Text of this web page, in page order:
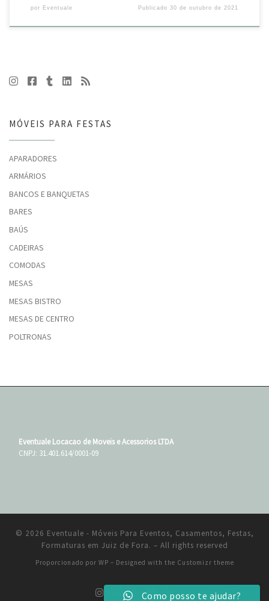
por Eventuale Publicado30 de outubro de 2021
MÓVEIS PARA FESTAS
APARADORES
ARMÁRIOS
BANCOS E BANQUETAS
BARES
BAÚS
CADEIRAS
COMODAS
MESAS
MESAS BISTRO
MESAS DE CENTRO
POLTRONAS
Eventuale Locacao de Moveis e Acessorios LTDA
CNPJ: 31.401.614/0001-09
© 2026 Eventuale - Móveis Para Eventos, Casamentos, Festas,
Formaturas em Juiz de Fora. – All rights reserved
Proporcionado por WP – Designed with the Customizr theme
Como posso te ajudar?